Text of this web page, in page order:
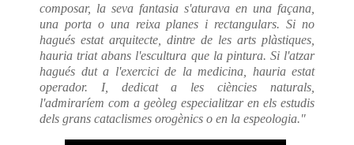
composar, la seva fantasia s'aturava en una façana,
una porta o una reixa planes i rectangulars. Si no
hagués estat arquitecte, dintre de les arts plàstiques,
hauria triat abans l'escultura que la pintura. Si l'atzar
hagués dut a l'exercici de la medicina, hauria estat
operador. I, dedicat a les ciències naturals,
l'admiraríem com a geòleg especialitzar en els estudis
dels grans cataclismes orogènics o en la espeologia."